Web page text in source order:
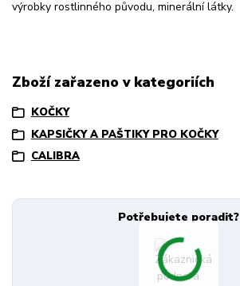
výrobky rostlinného původu, minerální látky.
Zboží zařazeno v kategoriích
KOČKY
KAPSIČKY A PAŠTIKY PRO KOČKY
CALIBRA
Potřebujete poradit?